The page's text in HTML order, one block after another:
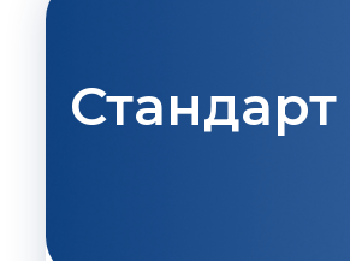
Стандарт